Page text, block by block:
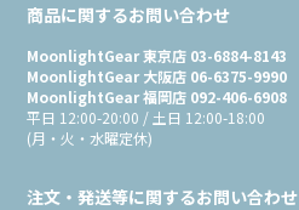
商品に関するお問い合わせ
MoonlightGear 東京店 03-6884-8143
MoonlightGear 大阪店 06-6375-9990
MoonlightGear 福岡店 092-406-6908
平日 12:00-20:00 / 土日 12:00-18:00
(月・火・水曜定休)
注文・発送等に関するお問い合わせ